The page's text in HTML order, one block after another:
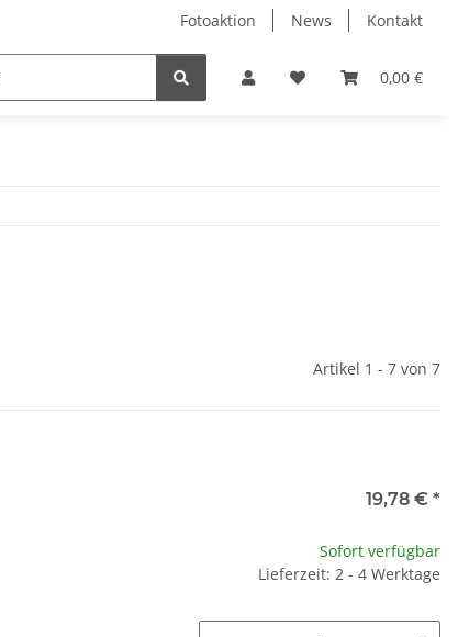
Fotoaktion News Kontakt
0,00 €
Nützliches Ersatzteile
Artikel 1 - 7 von 7
19,78 € *
Sofort verfügbar
Lieferzeit: 2 - 4 Werktage